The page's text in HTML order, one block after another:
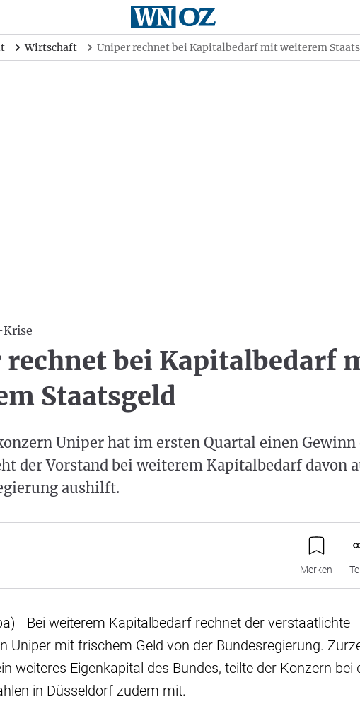
Wirtschaft Uniper rechnet bei Kapitalbedarf mit weiterem
Krise
rechnet bei Kapitalbedarf
Staatsgeld
Uniper hat im ersten Quartal einen
der Vorstand bei weiterem Kapitalbedarf davon
aushilft.
Merken
- Bei weiterem Kapitalbedarf rechnet der verstaatlichte
Uniper mit frischem Geld von der Bundesregierung.
weiteres Eigenkapital des Bundes, teilte der Konzern bei
in Düsseldorf zudem mit.